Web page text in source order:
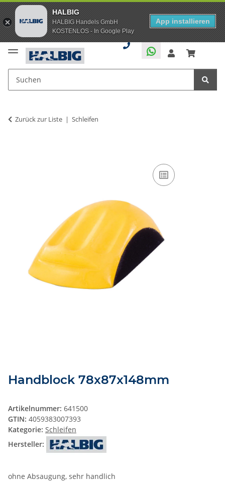
HALBIG
HALBIG Handels GmbH
KOSTENLOS - In Google Play
App installieren
Zurück zur Liste Schleifen
Handblock 78x87x148mm
Artikelnummer: 641500
GTIN: 4059383007393
Kategorie: Schleifen
Hersteller:
ohne Absaugung, sehr handlich